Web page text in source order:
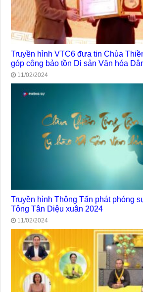
Truyền hình VTC6 đưa tin Chùa
góp công bảo tồn Di sản Văn hóa
11/02/2024
Truyền hình Thông Tấn phát phóng
Tông Tân Diệu xuân 2024
11/02/2024